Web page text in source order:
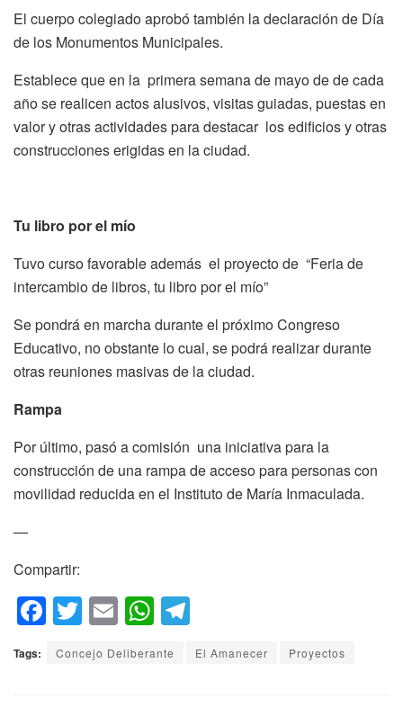
El cuerpo colegiado aprobó también la declaración de Día
de los Monumentos Municipales.
Establece que en la primera semana de mayo de de cada
año se realicen actos alusivos, visitas guiadas, puestas en
valor y otras actividades para destacar los edificios y otras
construcciones erigidas en la ciudad.
Tu libro por el mío
Tuvo curso favorable además el proyecto de “Feria de
intercambio de libros, tu libro por el mío”
Se pondrá en marcha durante el próximo Congreso
Educativo, no obstante lo cual, se podrá realizar durante
otras reuniones masivas de la ciudad.
Rampa
Por último, pasó a comisión una iniciativa para la
construcción de una rampa de acceso para personas con
movilidad reducida en el Instituto de María Inmaculada.
—
Compartir:
F
a
c
T
wi
tt
E
m
ail
W
h
at
el
e
Tags: Concejo Deliberante El Amanecer Proyectos